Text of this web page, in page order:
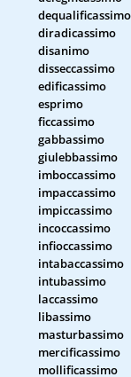
dequalificassimo
diradicassimo
disanimo
disseccassimo
edificassimo
esprimo
ficcassimo
gabbassimo
giulebbassimo
imboccassimo
impaccassimo
impiccassimo
incoccassimo
infioccassimo
intabaccassimo
intubassimo
laccassimo
libassimo
masturbassimo
mercificassimo
mollificassimo